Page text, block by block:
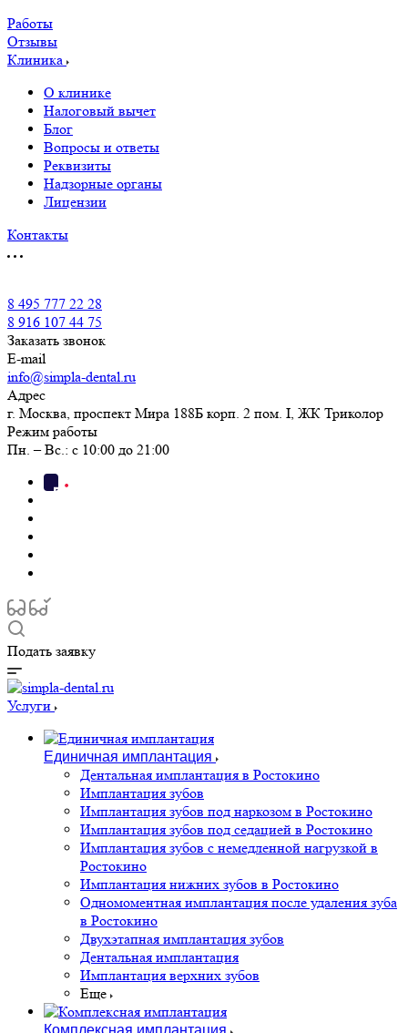
Работы
Отзывы
Клиника
О клинике
Налоговый вычет
Блог
Вопросы и ответы
Реквизиты
Надзорные органы
Лицензии
Контакты
8 495 777 22 28
8 916 107 44 75
Заказать звонок
E-mail
info@simpla-dental.ru
Адрес
г. Москва, проспект Мира 188Б корп. 2 пом. I, ЖК Триколор
Режим работы
Пн. – Вс.: с 10:00 до 21:00
Подать заявку
Услуги
Единичная имплантация
Дентальная имплантация в Ростокино
Имплантация зубов
Имплантация зубов под наркозом в Ростокино
Имплантация зубов под седацией в Ростокино
Имплантация зубов с немедленной нагрузкой в
Ростокино
Имплантация нижних зубов в Ростокино
Одномоментная имплантация после удаления зуба
в Ростокино
Двухэтапная имплантация зубов
Дентальная имплантация
Имплантация верхних зубов
Еще
Комплексная имплантация